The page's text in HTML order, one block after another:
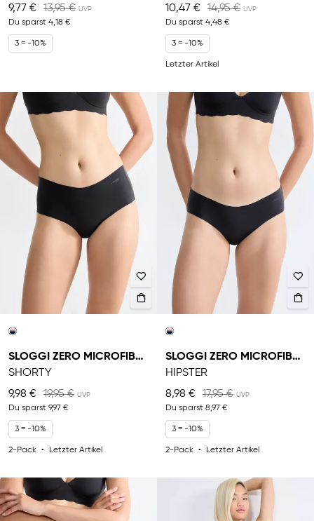
9,77 €
13,95 €
Du sparst 4,18 €
3 = -10%
10,47 €
14,95 €
Du sparst 4,48 €
3 = -10%
Letzter Artikel
SLOGGI ZERO MICROFIBRE 2.0
SHORTY
9,98 €
19,95 €
Du sparst 9,97 €
3 = -10%
2-Pack Letzter Artikel
SLOGGI ZERO MICROFIBRE 2.0
HIPSTER
8,98 €
17,95 €
Du sparst 8,97 €
3 = -10%
2-Pack Letzter Artikel